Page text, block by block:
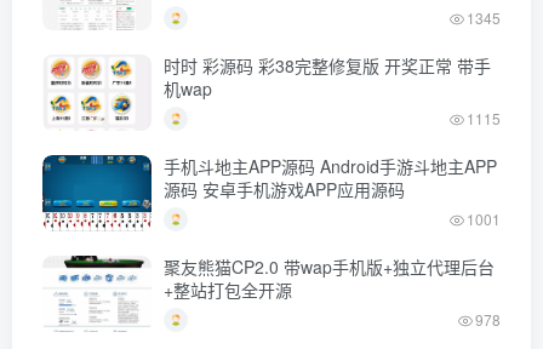
1345
时时 彩源码 彩38完整修复版 开奖正常 带手
机wap
1115
手机斗地主APP源码 Android手游斗地主APP
源码 安卓手机游戏APP应用源码
1001
聚友熊猫CP2.0 带wap手机版+独立代理后台
+整站打包全开源
978